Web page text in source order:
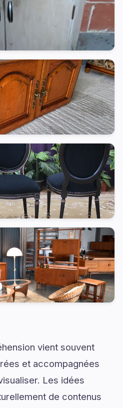
vient souvent
et accompagnées
Les idées
de contenus